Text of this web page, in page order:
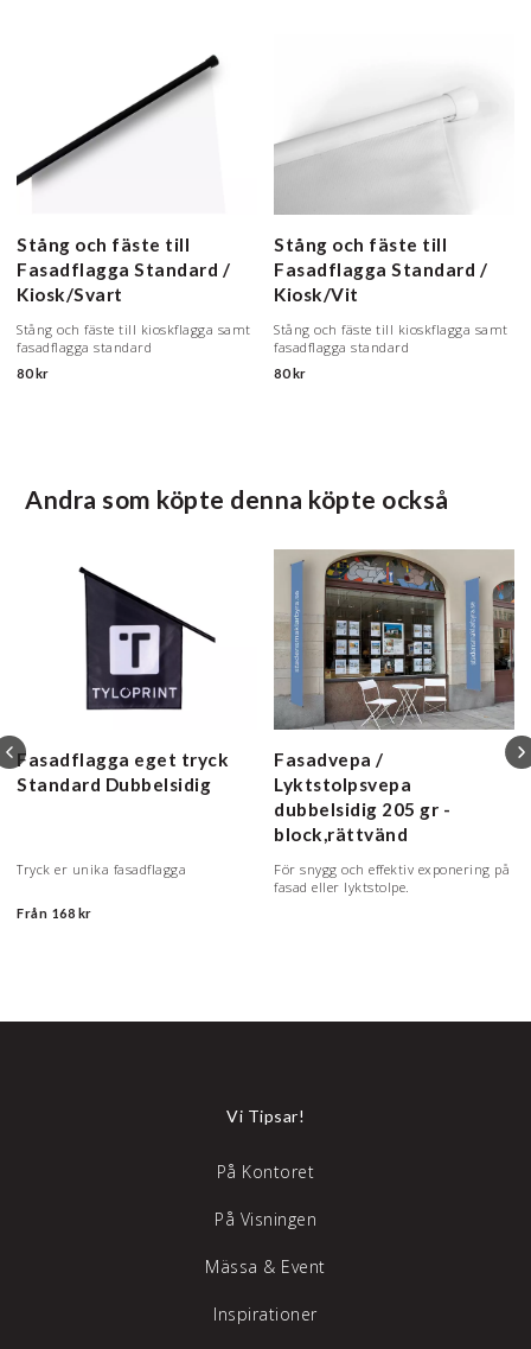
Stång och fäste till
Fasadflagga Standard /
Kiosk/Svart
Stång och fäste till kioskflagga samt
fasadflagga standard
80 kr
Stång och fäste till
Fasadflagga Standard /
Kiosk/Vit
Stång och fäste till kioskflagga samt
fasadflagga standard
80 kr
Andra som köpte denna köpte också
Fasadflagga eget tryck
Standard Dubbelsidig
Tryck er unika fasadflagga
Från 168 kr
Fasadvepa /
Lyktstolpsvepa
dubbelsidig 205 gr -
block,rättvänd
För snygg och effektiv exponering på
fasad eller lyktstolpe.
Vi Tipsar!
På Kontoret
På Visningen
Mässa & Event
Inspirationer